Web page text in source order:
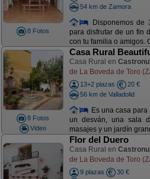
8 Fotos
54 km de Zamora
Disponemos de
para disfrutar de un fin
con tu familia o amigos.
8 Fotos
Video
Casa Rural
Casa Rural en
de La Boveda de Toro
13+2 plazas
20 €
56 km de Valladolid
Es una casa
un desván, una sala
masajes y un jardín
Flor del Duero
Casa Rural en
de La Boveda de Toro
9 plazas
30 €